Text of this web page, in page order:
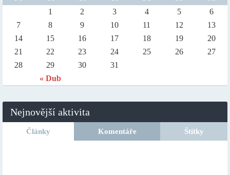
« Dub
1 2 3 4 5
6
7
8 9 10 11 12
13
14
15 16 17 18 19
20
21
22 23 24 25 26
27
28
29 30 31
Nejnovější aktivita
Články Komentáře Štítky